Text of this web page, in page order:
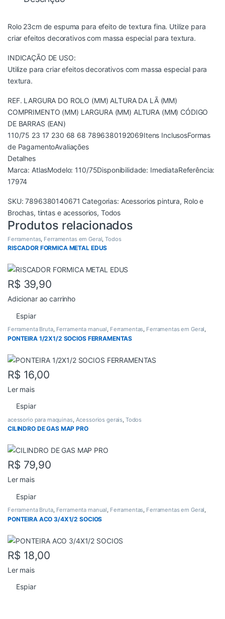
Rolo 23cm de espuma para efeito de textura fina. Utilize para
criar efeitos decorativos com massa especial para textura.
INDICAÇÃO DE USO:
Utilize para criar efeitos decorativos com massa especial para
textura.
REF. LARGURA DO ROLO (MM) ALTURA DA LÃ (MM)
COMPRIMENTO (MM) LARGURA (MM) ALTURA (MM) CÓDIGO
DE BARRAS (EAN)
110/75 23 17 230 68 68 7896380192069Itens InclusosFormas
de PagamentoAvaliações
Detalhes
Marca: AtlasModelo: 110/75Disponibilidade: ImediataReferência:
17974
SKU:7896380140671 Categorias: Acessorios pintura, Rolo e
Brochas, tintas e acessorios, Todos
Produtos relacionados
Ferramentas, Ferramentas em Geral ,Todos
RISCADOR FORMICA METAL EDUS
R$ 39,90
Adicionar ao carrinho
Espiar
Ferramenta Bruta, Ferramenta manual, Ferramentas, Ferramentas em Geral,
Todos
PONTEIRA 1/2X1/2 SOCIOS FERRAMENTAS
R$ 16,00
Ler mais
Espiar
acessorio para maquinas, Acessorios gerais Todos
CILINDRO DE GAS MAP PRO
R$ 79,90
Ler mais
Espiar
Ferramenta Bruta, Ferramenta manual, Ferramentas, Ferramentas em Geral,
Todos
PONTEIRA ACO 3/4X1/2 SOCIOS
R$ 18,00
Ler mais
Espiar